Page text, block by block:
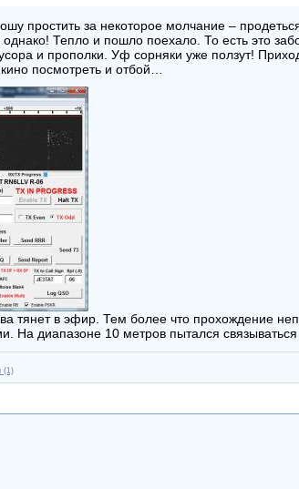
простить за некоторое молчание –
Тепло и пошло поехало. То есть это
и прополки. Уф сорняки уже ползут!
посмотреть и отбой…
тянет в эфир. Тем более что прохождение
На диапазоне 10 метров пытался
(1)